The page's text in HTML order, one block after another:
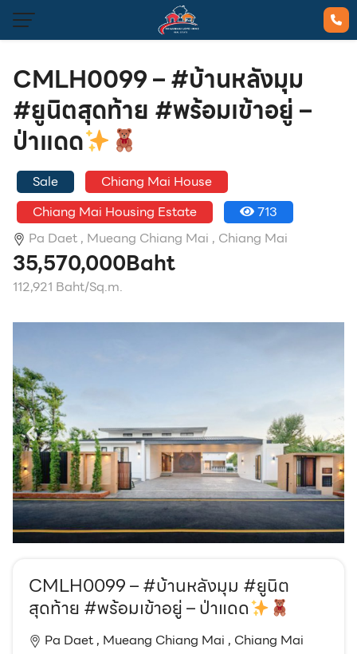
EN
TH
CMLH0099 – #บ้านหลังมุม
#ยูนิตสุดท้าย #พร้อมเข้าอยู่ –
ป่าแดด
Sale
Chiang Mai House
Chiang Mai Housing Estate
713
Pa Daet , Mueang Chiang Mai , Chiang Mai
35,570,000Baht
112,921 Baht/Sq.m.
CMLH0099 – #บ้านหลังมุม #ยูนิต
สุดท้าย #พร้อมเข้าอยู่ – ป่าแดด
Pa Daet , Mueang Chiang Mai , Chiang Mai